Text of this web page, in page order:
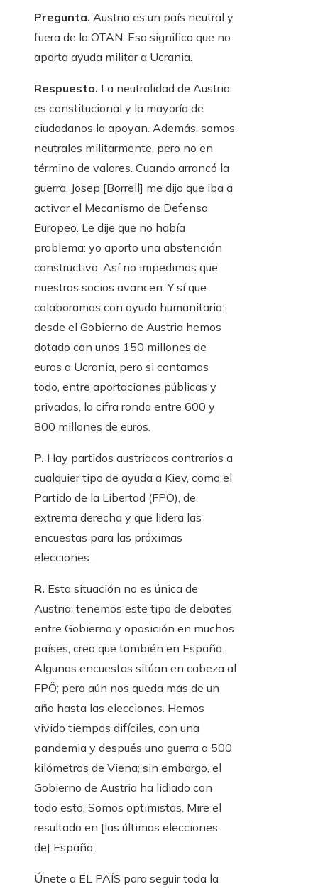
Pregunta. Austria es un país neutral y
fuera de la OTAN. Eso significa que no
aporta ayuda militar a Ucrania.
Respuesta. La neutralidad de Austria
es constitucional y la mayoría de
ciudadanos la apoyan. Además, somos
neutrales militarmente, pero no en
término de valores. Cuando arrancó la
guerra, Josep [Borrell] me dijo que iba a
activar el Mecanismo de Defensa
Europeo. Le dije que no había
problema: yo aporto una abstención
constructiva. Así no impedimos que
nuestros socios avancen. Y sí que
colaboramos con ayuda humanitaria:
desde el Gobierno de Austria hemos
dotado con unos 150 millones de
euros a Ucrania, pero si contamos
todo, entre aportaciones públicas y
privadas, la cifra ronda entre 600 y
800 millones de euros.
P. Hay partidos austriacos contrarios a
cualquier tipo de ayuda a Kiev, como el
Partido de la Libertad (FPÖ), de
extrema derecha y que lidera las
encuestas para las próximas
elecciones.
R. Esta situación no es única de
Austria: tenemos este tipo de debates
entre Gobierno y oposición en muchos
países, creo que también en España.
Algunas encuestas sitúan en cabeza al
FPÖ; pero aún nos queda más de un
año hasta las elecciones. Hemos
vivido tiempos difíciles, con una
pandemia y después una guerra a 500
kilómetros de Viena; sin embargo, el
Gobierno de Austria ha lidiado con
todo esto. Somos optimistas. Mire el
resultado en [las últimas elecciones
de] España.
Únete a EL PAÍS para seguir toda la